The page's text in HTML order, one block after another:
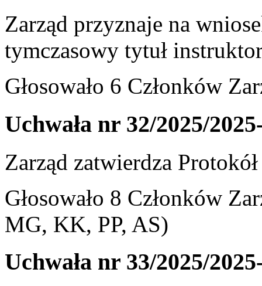
Zarząd przyznaje na
tymczasowy tytuł
Głosowało 6 Członków
Uchwała nr 32/2025/
Zarząd zatwierdza
Głosowało 8 Członków
MG, KK, PP, AS)
Uchwała nr 33/2025/